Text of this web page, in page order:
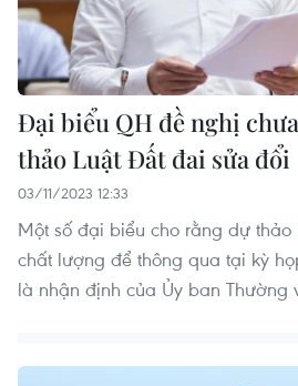
Đại biểu QH đề nghị
thảo Luật Đất đai sửa đổi
03/11/2023 12:33
Một số đại biểu cho rằng dự
chất lượng để thông qua tại kỳ
là nhận định của Ủy ban Thường